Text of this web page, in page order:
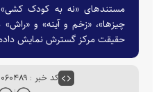
مستند‌های «نه به کودک
حقیقت مرکز گسترش نمایش
کد خبر : ۱۰۶۰۴۸۹